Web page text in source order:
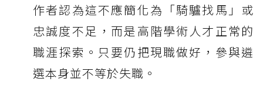
作者認為這不應簡化為「騎驢找馬」或
忠誠度不足，而是高階學術人才正常的
職涯探索。只要仍把現職做好，參與遴
選本身並不等於失職。